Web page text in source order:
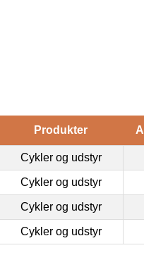
Produkter
Cykler og udstyr
Cykler og udstyr
Cykler og udstyr
Cykler og udstyr